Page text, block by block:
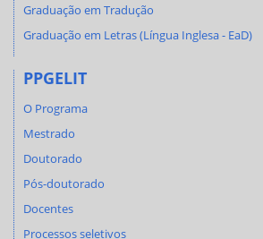
Graduação em Tradução
Graduação em Letras (Língua Inglesa - EaD)
PPGELIT
O Programa
Mestrado
Doutorado
Pós-doutorado
Docentes
Processos seletivos